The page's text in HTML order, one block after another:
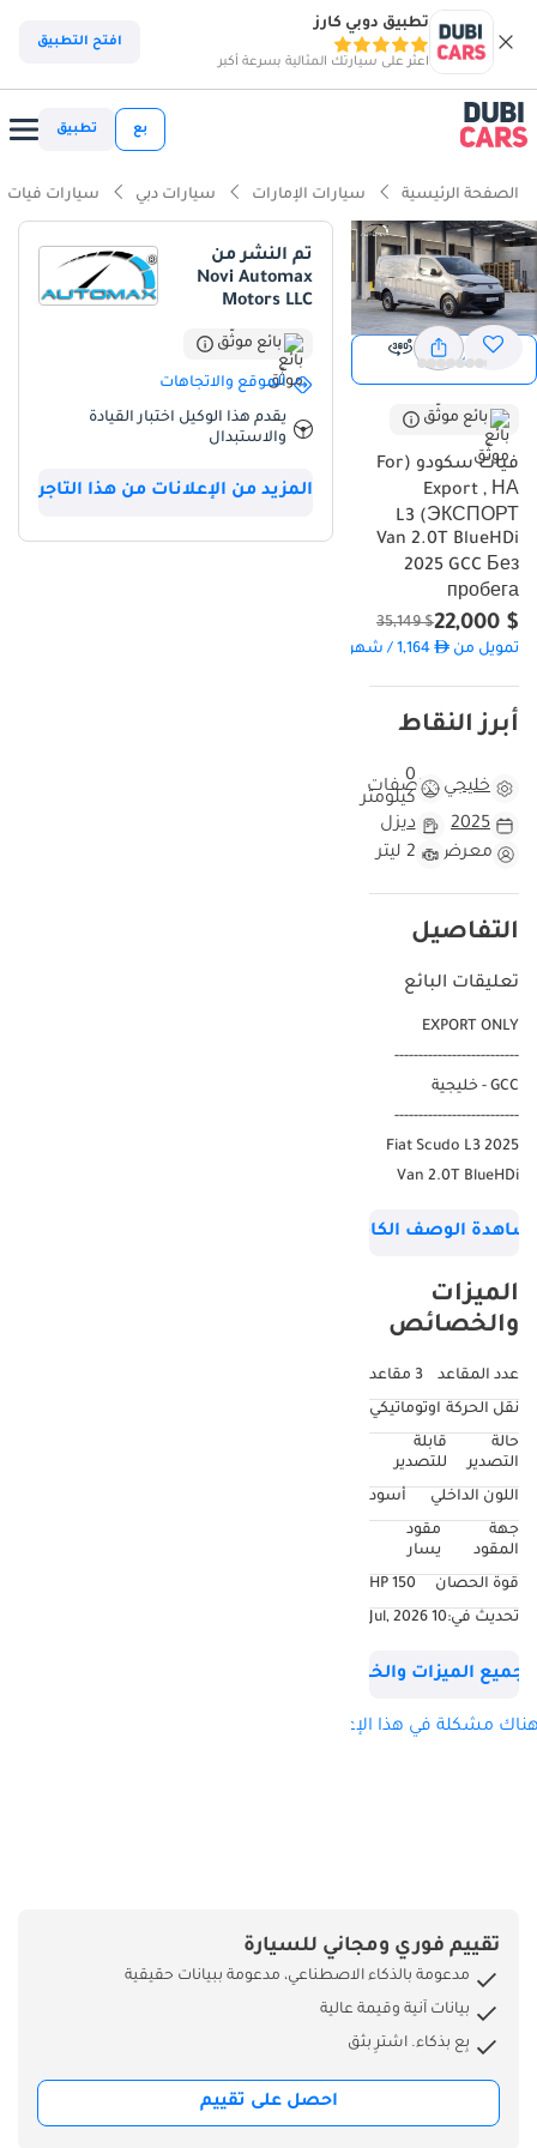
تطبيق دوبي كارز
اعثر على سيارتك المثالية بسرعة أكبر
افتح التطبيق
بع تطبيق
الصفحة الرئيسية سيارات الإمارات سيارات دبي سيارات فيات
عرض 360
عرض
بائع موثّق
فيات سكودو (For
Export , НА
ЭКСПОРТ) L3
Van 2.0T BlueHDi
2025 GCC Без
пробега
$ 22,000
$ 35,149
تمويل من
1,164/ شهر
أبرز النقاط
خليجي مواصفات
0
كيلومتر
2025
ديزل
معرض
2 ليتر
التفاصيل
تعليقات البائع
EXPORT ONLY
--------------------------
GCC - خليجية
--------------------------
2025 Fiat Scudo L3
Van 2.0T BlueHDi
جديدة اصفار
الماركة: Fiat
الفئة: Scudo
السنة: 2025
كيلومترات: 0 كم
نوع المحرك: ديزل
سعة المحرك: 2.0
القوة: 150 حصان
عزم الدوران: 370
الارتفاع (مم): 1940
الحمولة (كجم): 1380
السعة (متر³ ): 6.6
مواصفات خليجية
الوصف الكامل
الميزات
والخصائص
عدد المقاعد
3 مقاعد
نقل الحركة اوتوماتيكي
حالة
التصدير
قابلة
للتصدير
اللون الداخلي
أسود
جهة
المقود
مقود
يسار
قوة الحصان
150 HP
تحديث في:10 Jul, 2026
جميع الميزات والخصائص
مشكلة في هذا الإعلان؟
تم النشر من
Novi Automax
Motors LLC
بائع موثّق
الموقع والاتجاهات
يقدم هذا الوكيل اختبار القيادة
والاستبدال
المزيد من الإعلانات من هذا التاجر
تقييم فوري ومجاني للسيارة
مدعومة بالذكاء الاصطناعي، مدعومة ببيانات حقيقية
بيانات آنية وقيمة عالية
بِع بذكاء. اشترِ بثق
احصل على تقييم